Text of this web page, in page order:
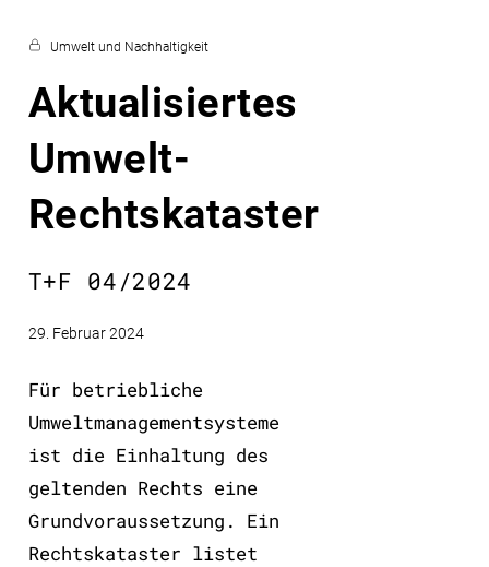
Umwelt und Nachhaltigkeit
Aktualisiertes
Umwelt-
Rechtskataster
T+F 04/2024
29. Februar 2024
Für betriebliche
Umweltmanagementsysteme
ist die Einhaltung des
geltenden Rechts eine
Grundvoraussetzung. Ein
Rechtskataster listet